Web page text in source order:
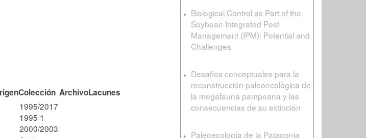
Colección ArchivoLacunes
1995/2017
1995 1
2000/2003
Biological Control as Part of the
Soybean Integrated Pest
Management (IPM): Potential and
Challenges
Desafíos conceptuales para la
reconstrucción paleoecológica de
la megafauna pampeana y las
consecuencias de su extinción
Paleoecología de la Patagonia